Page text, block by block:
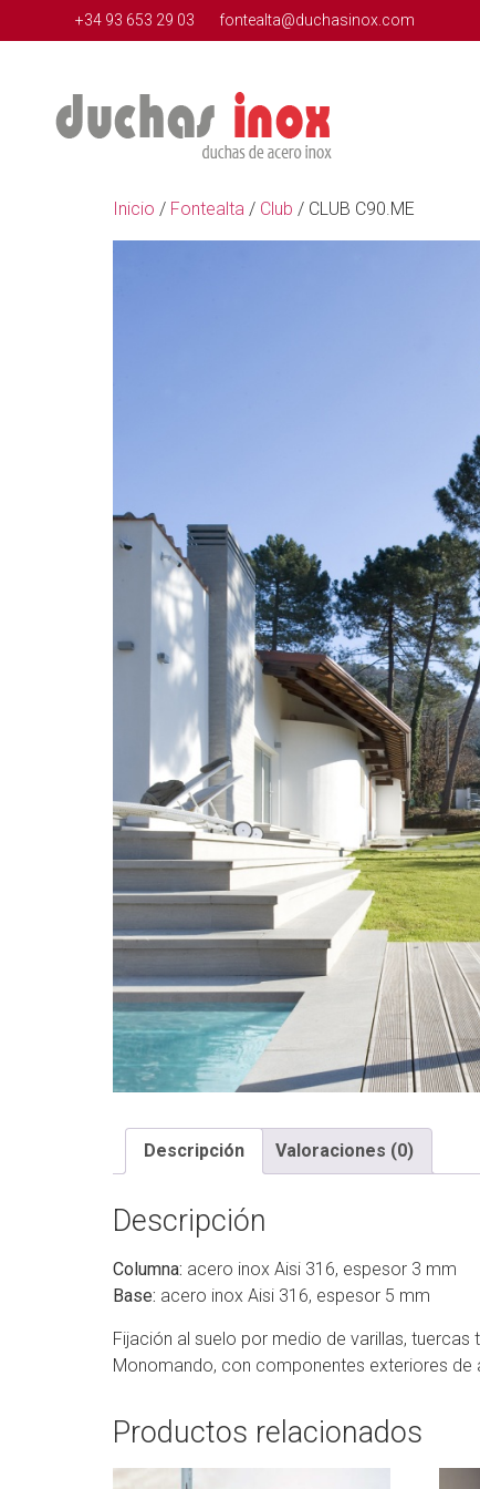
+34 93 653 29 03 fontealta@duchasinox.com
Inicio / Fontealta / Club / CLUB C90.ME
Descripción Valoraciones (0)
Descripción
Columna: acero inox Aisi 316, espesor 3 mm
Base: acero inox Aisi 316, espesor 5 mm
Fijación al suelo por medio de varillas,
Monomando, con componentes exteriores de
Productos relacionados